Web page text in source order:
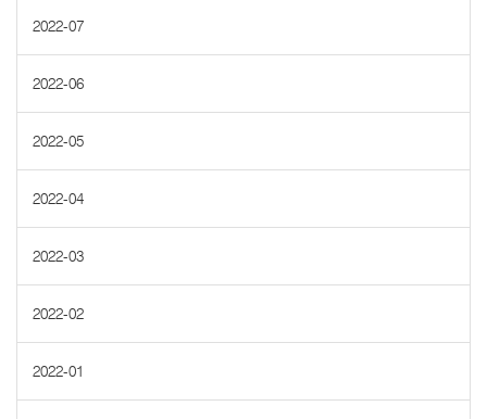
2022-07
2022-06
2022-05
2022-04
2022-03
2022-02
2022-01